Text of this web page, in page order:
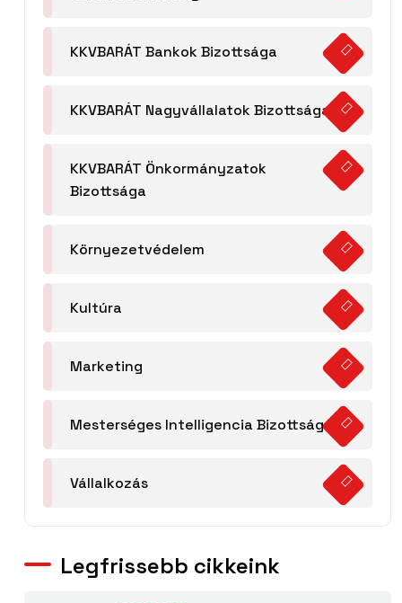
KKVBARÁT Bankok Bizottsága
KKVBARÁT Nagyvállalatok Bizottsága
KKVBARÁT Önkormányzatok
Bizottsága
Környezetvédelem
Kultúra
Marketing
Mesterséges Intelligencia Bizottság
Vállalkozás
Legfrissebb cikkeink